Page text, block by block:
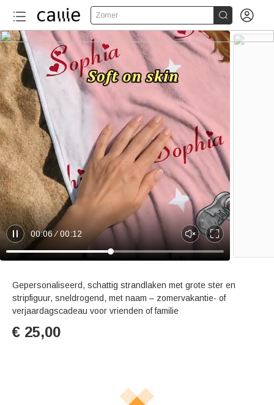
Zomer  
P
a
e
00:06 00:12
U
n
t
e
E
n
e
r
Gepersonaliseerd, schattig strandlaken met grote ster en
stripfiguur, sneldrogend, met naam – zomervakantie- of
verjaardagscadeau voor vrienden of familie
€ 25,00